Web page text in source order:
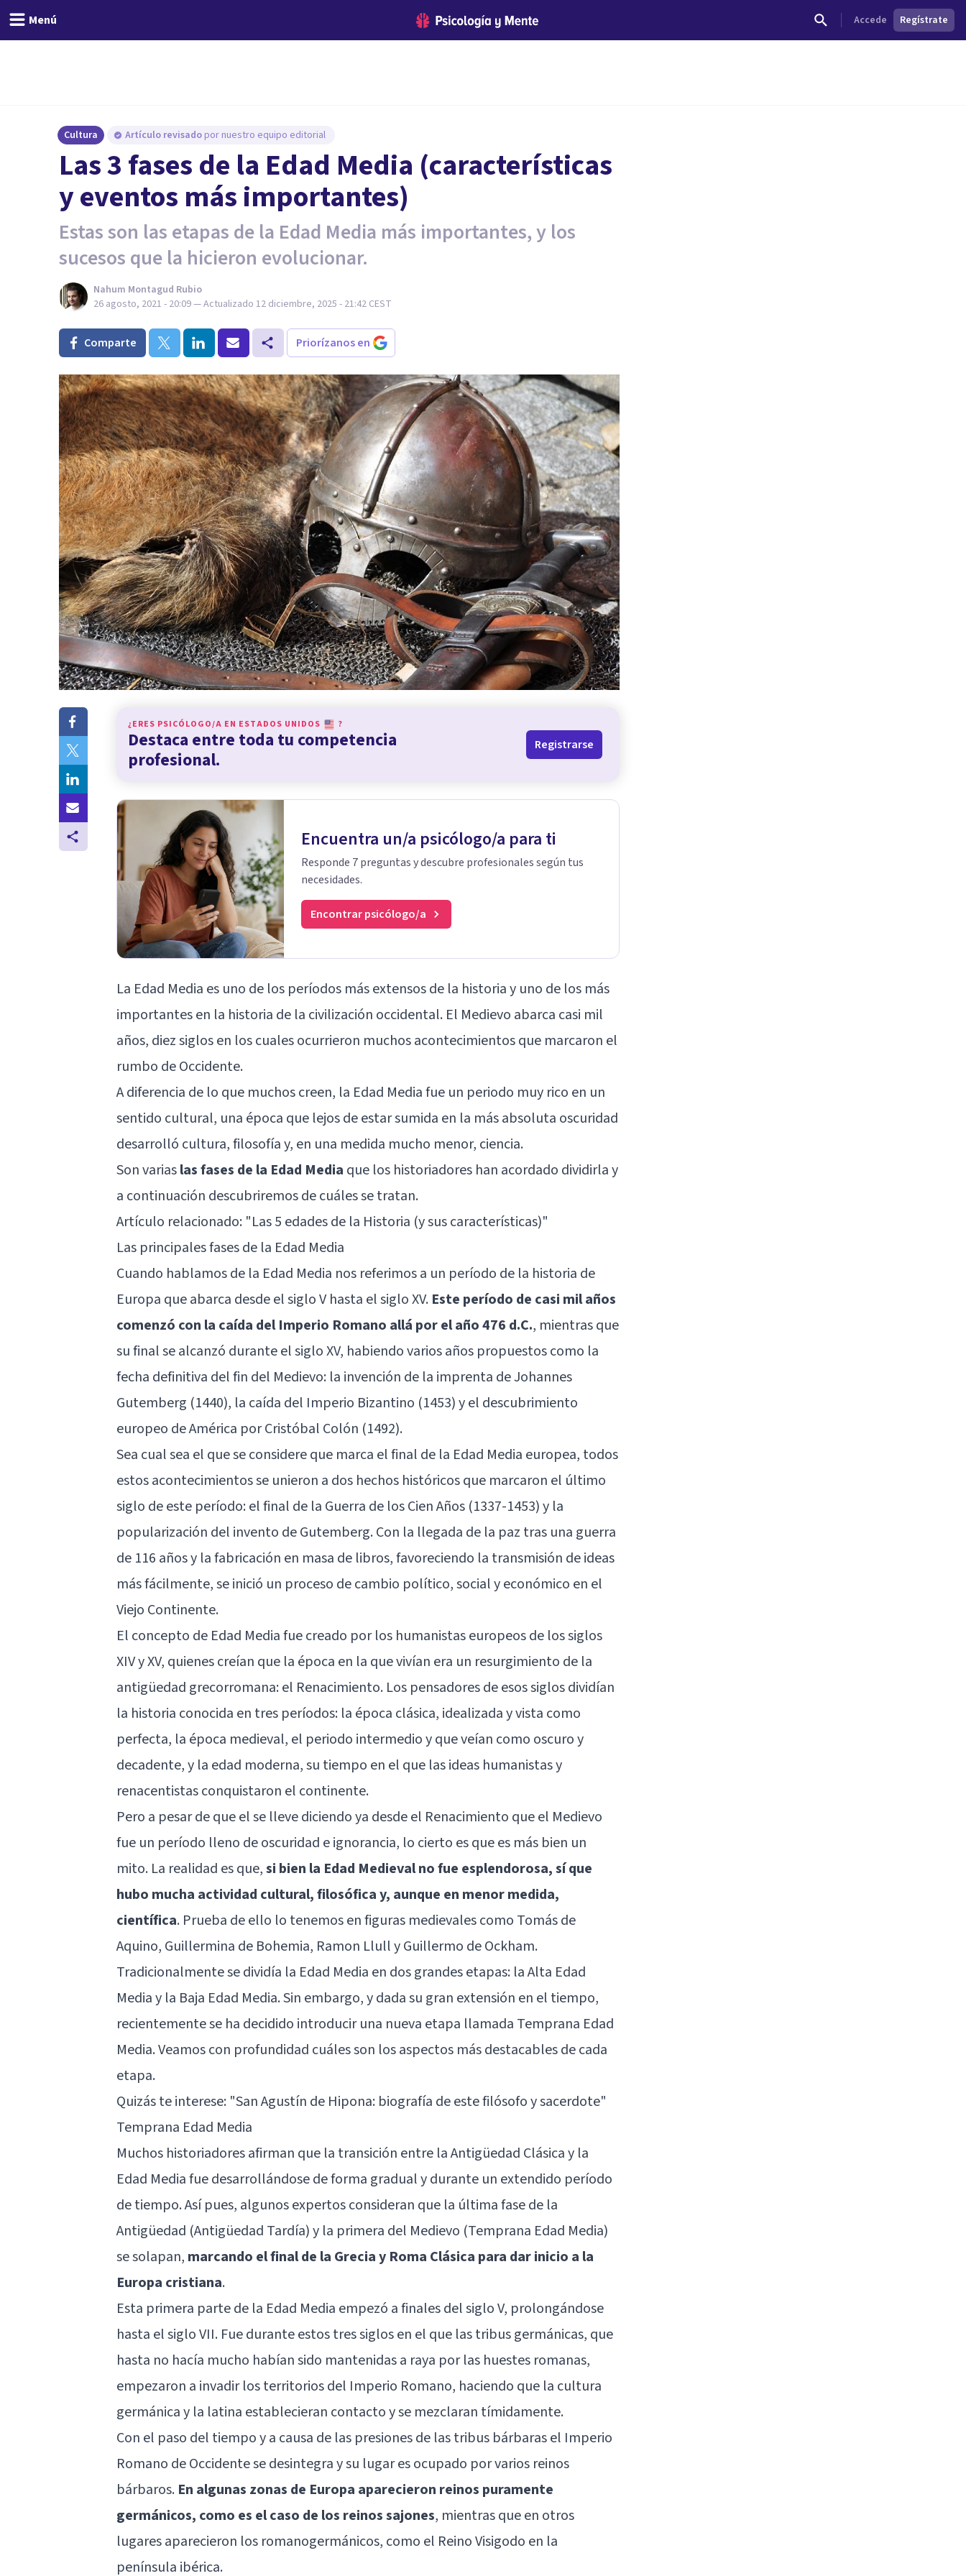
Menú Accede Regístrate
Cultura Artículo revisado por nuestro equipo editorial
Las 3 fases de la Edad Media (características
y eventos más importantes)
Estas son las etapas de la Edad Media más importantes, y los
sucesos que la hicieron evolucionar.
Nahum Montagud Rubio
26 agosto, 2021 - 20:09— Actualizado 12 diciembre, 2025 - 21:42 CEST
Comparte Priorízanos en
¿ERES PSICÓLOGO/A EN ESTADOS UNIDOS ?
Destaca entre toda tu competencia
profesional.
Registrarse
Encuentra un/a psicólogo/a para ti
Responde 7 preguntas y descubre profesionales según tus
necesidades.
Encontrar psicólogo/a
La Edad Media es uno de los períodos más extensos de la historia y uno de los más
importantes en la historia de la civilización occidental. El Medievo abarca casi mil
años, diez siglos en los cuales ocurrieron muchos acontecimientos que marcaron el
rumbo de Occidente.
A diferencia de lo que muchos creen, la Edad Media fue un periodo muy rico en un
sentido cultural, una época que lejos de estar sumida en la más absoluta oscuridad
desarrolló cultura, filosofía y, en una medida mucho menor, ciencia.
Son variaslas fases de la Edad Media que los historiadores han acordado dividirla y
a continuación descubriremos de cuáles se tratan.
Artículo relacionado: "Las 5 edades de la Historia (y sus características)"
Las principales fases de la Edad Media
Cuando hablamos de la Edad Media nos referimos a un período de la historia de
Europa que abarca desde el siglo V hasta el siglo XV. Este período de casi mil años
comenzó con la caída del Imperio Romano allá por el año 476 d.C., mientras que
su final se alcanzó durante el siglo XV, habiendo varios años propuestos como la
fecha definitiva del fin del Medievo: la invención de la imprenta de Johannes
Gutemberg (1440), la caída del Imperio Bizantino (1453) y el descubrimiento
europeo de América por Cristóbal Colón (1492).
Sea cual sea el que se considere que marca el final de la Edad Media europea, todos
estos acontecimientos se unieron a dos hechos históricos que marcaron el último
siglo de este período: el final de la Guerra de los Cien Años (1337-1453) y la
popularización del invento de Gutemberg. Con la llegada de la paz tras una guerra
de 116 años y la fabricación en masa de libros, favoreciendo la transmisión de ideas
más fácilmente, se inició un proceso de cambio político, social y económico en el
Viejo Continente.
El concepto de Edad Media fue creado por los humanistas europeos de los siglos
XIV y XV, quienes creían que la época en la que vivían era un resurgimiento de la
antigüedad grecorromana: el Renacimiento. Los pensadores de esos siglos dividían
la historia conocida en tres períodos: la época clásica, idealizada y vista como
perfecta, la época medieval, el periodo intermedio y que veían como oscuro y
decadente, y la edad moderna, su tiempo en el que las ideas humanistas y
renacentistas conquistaron el continente.
Pero a pesar de que el se lleve diciendo ya desde el Renacimiento que el Medievo
fue un período lleno de oscuridad e ignorancia, lo cierto es que es más bien un
mito. La realidad es que,si bien la Edad Medieval no fue esplendorosa, sí que
hubo mucha actividad cultural, filosófica y, aunque en menor medida,
científica. Prueba de ello lo tenemos en figuras medievales como Tomás de
Aquino, Guillermina de Bohemia, Ramon Llull y Guillermo de Ockham.
Tradicionalmente se dividía la Edad Media en dos grandes etapas: la Alta Edad
Media y la Baja Edad Media. Sin embargo, y dada su gran extensión en el tiempo,
recientemente se ha decidido introducir una nueva etapa llamada Temprana Edad
Media. Veamos con profundidad cuáles son los aspectos más destacables de cada
etapa.
Quizás te interese: "San Agustín de Hipona: biografía de este filósofo y sacerdote"
Temprana Edad Media
Muchos historiadores afirman que la transición entre la Antigüedad Clásica y la
Edad Media fue desarrollándose de forma gradual y durante un extendido período
de tiempo. Así pues, algunos expertos consideran que la última fase de la
Antigüedad (Antigüedad Tardía) y la primera del Medievo (Temprana Edad Media)
se solapan, marcando el final de la Grecia y Roma Clásica para dar inicio a la
Europa cristiana.
Esta primera parte de la Edad Media empezó a finales del siglo V, prolongándose
hasta el siglo VII. Fue durante estos tres siglos en el que las tribus germánicas, que
hasta no hacía mucho habían sido mantenidas a raya por las huestes romanas,
empezaron a invadir los territorios del Imperio Romano, haciendo que la cultura
germánica y la latina establecieran contacto y se mezclaran tímidamente.
Con el paso del tiempo y a causa de las presiones de las tribus bárbaras el Imperio
Romano de Occidente se desintegra y su lugar es ocupado por varios reinos
bárbaros. En algunas zonas de Europa aparecieron reinos puramente
germánicos, como es el caso de los reinos sajones, mientras que en otros
lugares aparecieron los romanogermánicos, como el Reino Visigodo en la
península ibérica.